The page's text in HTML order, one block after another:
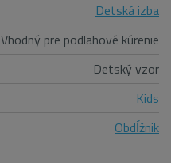
Detská izba
Vhodný pre podlahové kúrenie
Detský vzor
Kids
Obdĺžnik